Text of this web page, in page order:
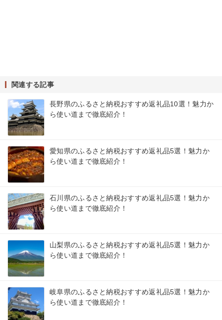
関連する記事
長野県のふるさと納税おすすめ返礼品10選！魅力か
ら使い道まで徹底紹介！
愛知県のふるさと納税おすすめ返礼品5選！魅力か
ら使い道まで徹底紹介！
石川県のふるさと納税おすすめ返礼品5選！魅力か
ら使い道まで徹底紹介！
山梨県のふるさと納税おすすめ返礼品5選！魅力か
ら使い道まで徹底紹介！
岐阜県のふるさと納税おすすめ返礼品5選！魅力か
ら使い道まで徹底紹介！